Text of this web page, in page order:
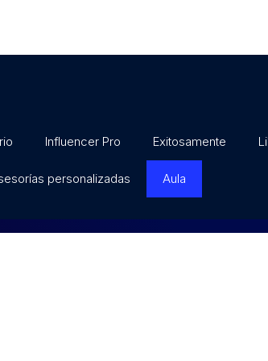
Influencer Pro Exitosamente
personalizadas Aula